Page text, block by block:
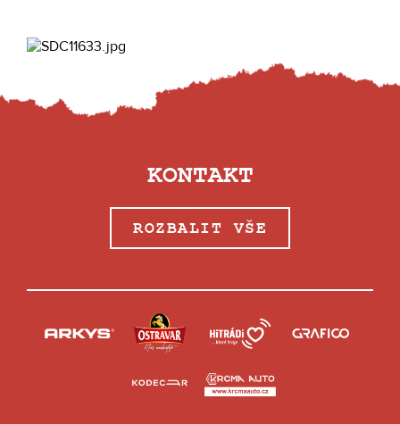
KONTAKT
ROZBALIT VŠE